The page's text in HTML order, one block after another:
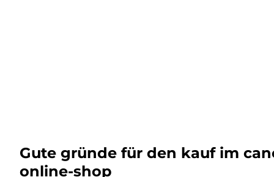
Gute gründe für den kauf im
online-shop